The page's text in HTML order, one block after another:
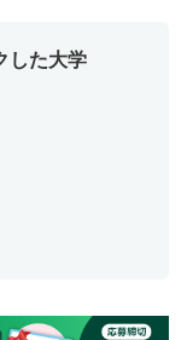
した大学